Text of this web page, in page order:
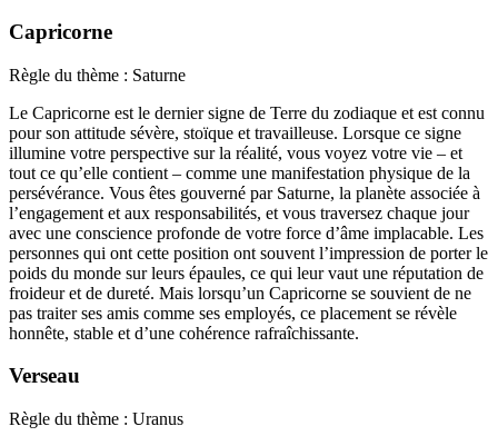
Capricorne
Règle du thème : Saturne
Le Capricorne est le dernier signe de Terre du zodiaque et est connu
pour son attitude sévère, stoïque et travailleuse. Lorsque ce signe
illumine votre perspective sur la réalité, vous voyez votre vie – et
tout ce qu’elle contient – comme une manifestation physique de la
persévérance. Vous êtes gouverné par Saturne, la planète associée à
l’engagement et aux responsabilités, et vous traversez chaque jour
avec une conscience profonde de votre force d’âme implacable. Les
personnes qui ont cette position ont souvent l’impression de porter le
poids du monde sur leurs épaules, ce qui leur vaut une réputation de
froideur et de dureté. Mais lorsqu’un Capricorne se souvient de ne
pas traiter ses amis comme ses employés, ce placement se révèle
honnête, stable et d’une cohérence rafraîchissante.
Verseau
Règle du thème : Uranus